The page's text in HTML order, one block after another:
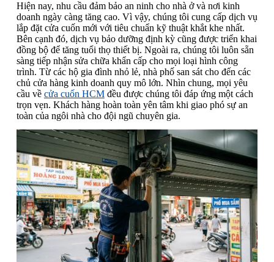
Hiện nay, nhu cầu đảm bảo an ninh cho nhà ở và nơi kinh
doanh ngày càng tăng cao. Vì vậy, chúng tôi cung cấp dịch vụ
lắp đặt cửa cuốn mới với tiêu chuẩn kỹ thuật khắt khe nhất.
Bên cạnh đó, dịch vụ bảo dưỡng định kỳ cũng được triển khai
đồng bộ để tăng tuổi thọ thiết bị. Ngoài ra, chúng tôi luôn sẵn
sàng tiếp nhận sửa chữa khẩn cấp cho mọi loại hình công
trình. Từ các hộ gia đình nhỏ lẻ, nhà phố san sát cho đến các
chủ cửa hàng kinh doanh quy mô lớn. Nhìn chung, mọi yêu
cầu về cửa cuốn HCMđều được chúng tôi đáp ứng một cách
trọn vẹn. Khách hàng hoàn toàn yên tâm khi giao phó sự an
toàn của ngôi nhà cho đội ngũ chuyên gia.